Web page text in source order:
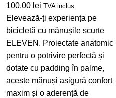
100,00 lei TVA inclus
Elevează-ți experiența pe
bicicletă cu mănușile scurte
ELEVEN. Proiectate anatomic
pentru o potrivire perfectă și
dotate cu padding în palme,
aceste mănuși asigură confort
maxim și o aderență de